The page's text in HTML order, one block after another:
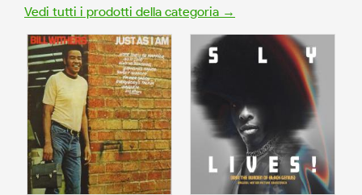
Vedi tutti i prodotti della categoria →